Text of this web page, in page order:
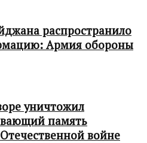
распространило
Армия обороны
уничтожил
память
войне